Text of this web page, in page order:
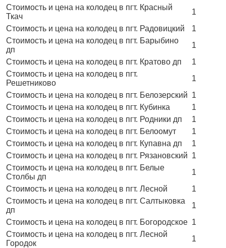
Стоимость и цена на колодец в пгт. Красный
Ткач
1
Стоимость и цена на колодец в пгт. Радовицкий
1
Стоимость и цена на колодец в пгт. Барыбино
дп
1
Стоимость и цена на колодец в пгт. Кратово дп
1
Стоимость и цена на колодец в пгт.
Решетниково
1
Стоимость и цена на колодец в пгт. Белозерский 1
Стоимость и цена на колодец в пгт. Кубинка
1
Стоимость и цена на колодец в пгт. Родники дп
1
Стоимость и цена на колодец в пгт. Белоомут
1
Стоимость и цена на колодец в пгт. Купавна дп
1
Стоимость и цена на колодец в пгт. Рязановский 1
Стоимость и цена на колодец в пгт. Белые
Столбы дп
1
Стоимость и цена на колодец в пгт. Лесной
1
Стоимость и цена на колодец в пгт. Салтыковка
дп
1
Стоимость и цена на колодец в пгт. Богородское 1
Стоимость и цена на колодец в пгт. Лесной
Городок
1